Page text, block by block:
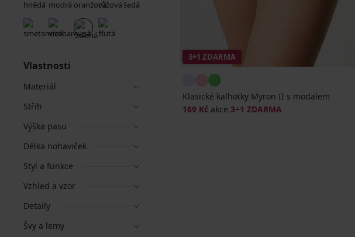
Vlastnosti
Materiál
Střih
Výška pasu
Délka nohaviček
Styl a funkce
Vzhled a vzor
Detaily
Švy a lemy
3+1 ZDARMA
Klasické kalhotky Myron II s modalem
169 Kč akce 3+1 ZDARMA